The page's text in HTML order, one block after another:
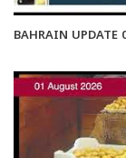
BAHRAIN UPDATE